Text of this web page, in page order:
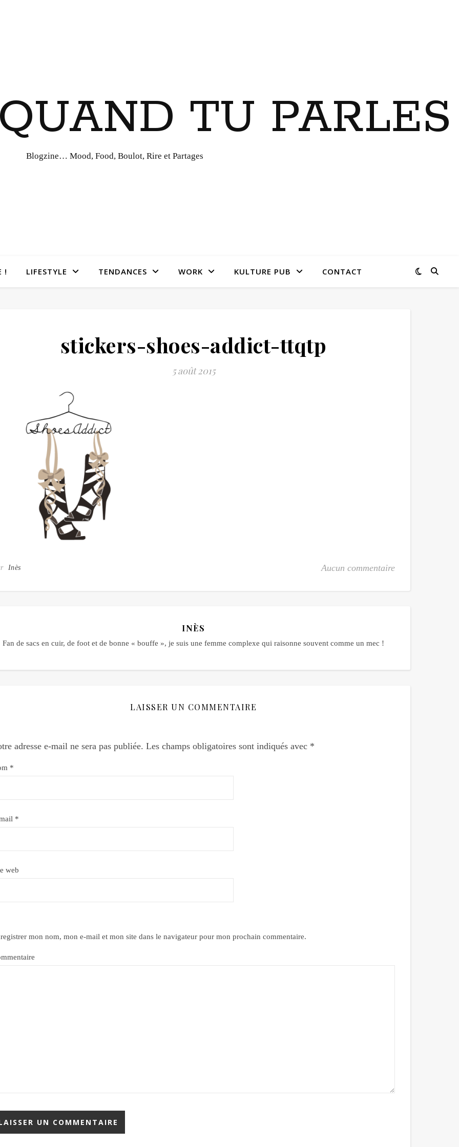
TU PARLES
Blogzine… Mood, Food, Boulot, Rire et Partages
! LIFESTYLE TENDANCES WORK KULTURE PUB CONTACT
stickers-shoes-addict-ttqtp
5 août 2015
Inès Aucun commentaire
INÈS
Fan de sacs en cuir, de foot et de bonne « bouffe », je suis une femme complexe qui raisonne souvent comme un mec !
LAISSER UN COMMENTAIRE
adresse e-mail ne sera pas publiée. Les champs obligatoires sont indiqués avec *
*
*
web
mon nom, mon e-mail et mon site dans le navigateur pour mon prochain commentaire.